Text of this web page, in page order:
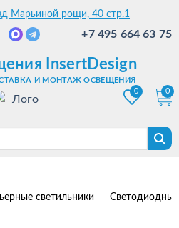
Марьиной рощи, 40 стр.1
+7 495 664 63 75
InsertDesign
И МОНТАЖ ОСВЕЩЕНИЯ
0
0
светильники